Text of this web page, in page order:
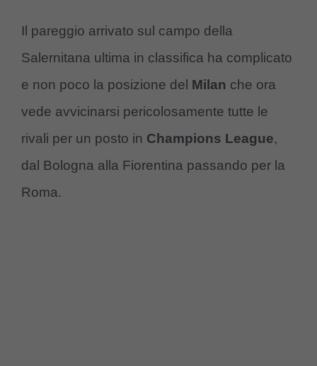
Il pareggio arrivato sul campo della
Salernitana ultima in classifica ha complicato
e non poco la posizione del Milan che ora
vede avvicinarsi pericolosamente tutte le
rivali per un posto in Champions League,
dal Bologna alla Fiorentina passando per la
Roma.